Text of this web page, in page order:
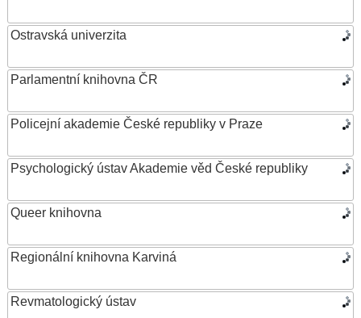
Ostravská univerzita
Parlamentní knihovna ČR
Policejní akademie České republiky v Praze
Psychologický ústav Akademie věd České republiky
Queer knihovna
Regionální knihovna Karviná
Revmatologický ústav